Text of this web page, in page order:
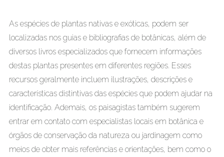
As espécies de plantas nativas e exóticas, podem ser
localizadas nos guias e bibliografias de botânicas, além de
diversos livros especializados que fornecem informações
destas plantas presentes em diferentes regiões. Esses
recursos geralmente incluem ilustrações, descrições e
características distintivas das espécies que podem ajudar na
identificação. Ademais, os paisagistas também sugerem
entrar em contato com especialistas locais em botânica e
órgãos de conservação da natureza ou jardinagem como
meios de obter mais referências e orientações, bem como o